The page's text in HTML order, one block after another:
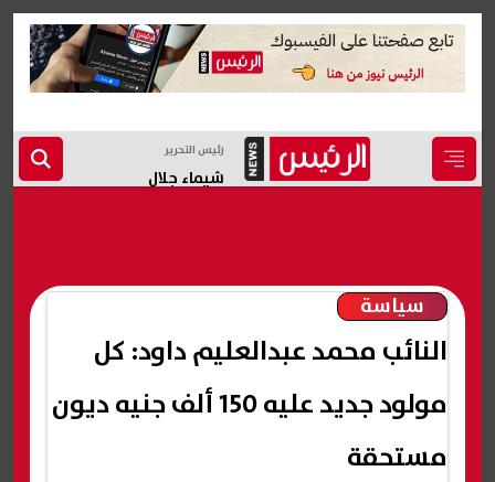
رئيس التحرير
شيماء جلال
سياسة
النائب محمد عبدالعليم داود: كل
مولود جديد عليه 150 ألف جنيه ديون
مستحقة